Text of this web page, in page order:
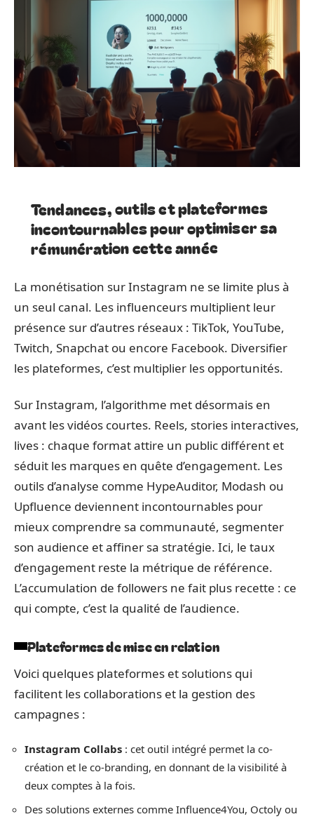
Tendances, outils et plateformes
incontournables pour optimiser sa
rémunération cette année
La monétisation sur Instagram ne se limite plus à
un seul canal. Les influenceurs multiplient leur
présence sur d’autres réseaux : TikTok, YouTube,
Twitch, Snapchat ou encore Facebook. Diversifier
les plateformes, c’est multiplier les opportunités.
Sur Instagram, l’algorithme met désormais en
avant les vidéos courtes. Reels, stories interactives,
lives : chaque format attire un public différent et
séduit les marques en quête d’engagement. Les
outils d’analyse comme HypeAuditor, Modash ou
Upfluence deviennent incontournables pour
mieux comprendre sa communauté, segmenter
son audience et affiner sa stratégie. Ici, le taux
d’engagement reste la métrique de référence.
L’accumulation de followers ne fait plus recette : ce
qui compte, c’est la qualité de l’audience.
Plateformes de mise en relation
Voici quelques plateformes et solutions qui
facilitent les collaborations et la gestion des
campagnes :
Instagram Collabs : cet outil intégré permet la co-
création et le co-branding, en donnant de la visibilité à
deux comptes à la fois.
Des solutions externes comme Influence4You, Octoly ou